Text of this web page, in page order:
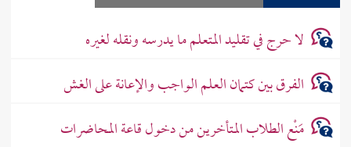
لا حرج في تقليد المتعلم ما يدرسه ونقله لغيره
الفرق بين كتمان العلم الواجب والإعانة على الغش
مَنْع الطلاب المتأخرين من دخول قاعة المحاضرات